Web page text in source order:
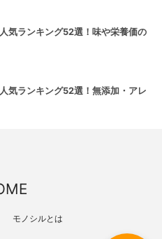
気ランキング52選！味や栄養価の
気ランキング52選！無添加・アレ
モノシルとは